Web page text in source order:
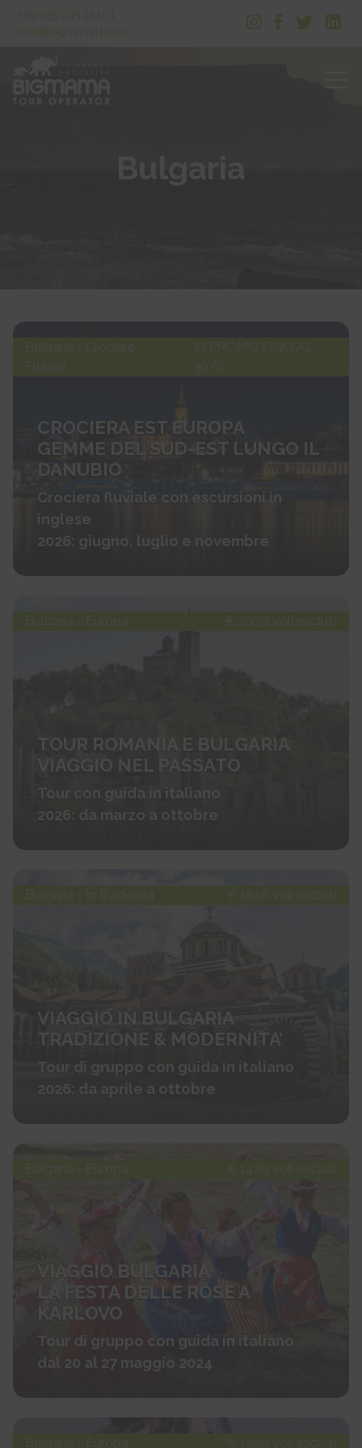
+39 055 035 1441
info@bigmama.travel
Bulgaria - Crociere
Fluviali
IN PROMO FINO AL
30/6
CROCIERA EST EUROPA
GEMME DEL SUD-EST LUNGO IL
DANUBIO
Crociera fluviale con escursioni in
inglese
2026: giugno, luglio e novembre
Bulgaria - Europa € 2030 voli esclusi
TOUR ROMANIA E BULGARIA
VIAGGIO NEL PASSATO
Tour con guida in italiano
2026: da marzo a ottobre
Bulgaria - In Evidenza € 1340 voli esclusi
VIAGGIO IN BULGARIA
TRADIZIONE & MODERNITA’
Tour di gruppo con guida in italiano
2026: da aprile a ottobre
Bulgaria - Europa € 1420 voli esclusi
VIAGGIO BULGARIA
LA FESTA DELLE ROSE A
KARLOVO
Tour di gruppo con guida in italiano
dal 20 al 27 maggio 2024
Bulgaria - Europa € 1290 voli esclusi